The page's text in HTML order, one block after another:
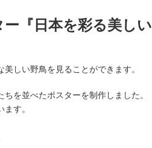
『日本を彩る美しい
しい野鳥を見ることができます。
を並べたポスターを制作しました。
す。